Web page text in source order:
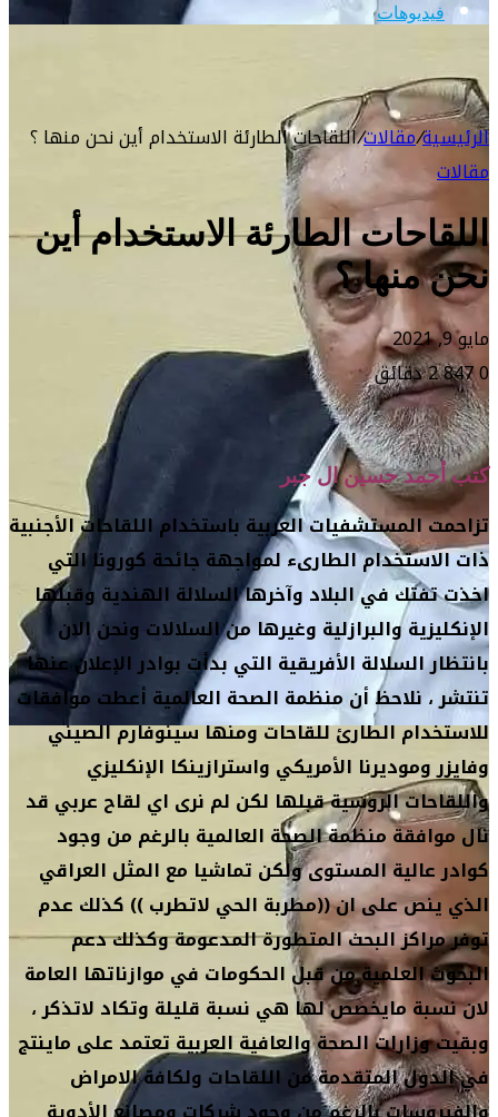
فيديوهات
الرئيسية/مقالات/اللقاحات الطارئة الاستخدام أين نحن منها ؟
مقالات
اللقاحات الطارئة الاستخدام أين
نحن منها ؟
مايو 9, 2021
0
847 2 دقائق
كتب أحمد حسين ال جبر
تزاحمت المستشفيات العربية باستخدام اللقاحات الأجنبية
ذات الاستخدام الطارىء لمواجهة جائحة كورونا التي
اخذت تفتك في البلاد وآخرها السلالة الهندية وقبلها
الإنكليزية والبرازلية وغيرها من السلالات ونحن الان
بانتظار السلالة الأفريقية التي بدأت بوادر الإعلان عنها
تنتشر ، نلاحظ أن منظمة الصحة العالمية أعطت موافقات
للاستخدام الطارئ للقاحات ومنها سينوفارم الصيني
وفايزر وموديرنا الأمريكي واسترازينكا الإنكليزي
واللقاحات الروسية قبلها لكن لم نرى اي لقاح عربي قد
نال موافقة منظمة الصحة العالمية بالرغم من وجود
كوادر عالية المستوى ولكن تماشيا مع المثل العراقي
الذي ينص على ان ((مطربة الحي لاتطرب )) كذلك عدم
توفر مراكز البحث المتطورة المدعومة وكذلك دعم
البحوث العلمية من قبل الحكومات في موازناتها العامة
لان نسبة مايخصص لها هي نسبة قليلة وتكاد لاتذكر ،
وبقيت وزارات الصحة والعافية العربية تعتمد على ماينتج
في الدول المتقدمة من اللقاحات ولكافة الامراض